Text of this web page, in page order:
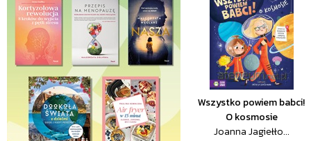
Wszystko powiem babci!
O kosmosie
Joanna Jagiełło...